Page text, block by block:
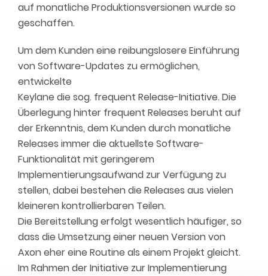
auf monatliche Produktionsversionen wurde so
geschaffen.
Um dem Kunden eine reibungslosere Einführung
von Software-Updates zu ermöglichen,
entwickelte
Keylane die sog. frequent Release-Initiative. Die
Überlegung hinter frequent Releases beruht auf
der Erkenntnis, dem Kunden durch monatliche
Releases immer die aktuellste Software-
Funktionalität mit geringerem
Implementierungsaufwand zur Verfügung zu
stellen, dabei bestehen die Releases aus vielen
kleineren kontrollierbaren Teilen.
Die Bereitstellung erfolgt wesentlich häufiger, so
dass die Umsetzung einer neuen Version von
Axon eher eine Routine als einem Projekt gleicht.
Im Rahmen der Initiative zur Implementierung